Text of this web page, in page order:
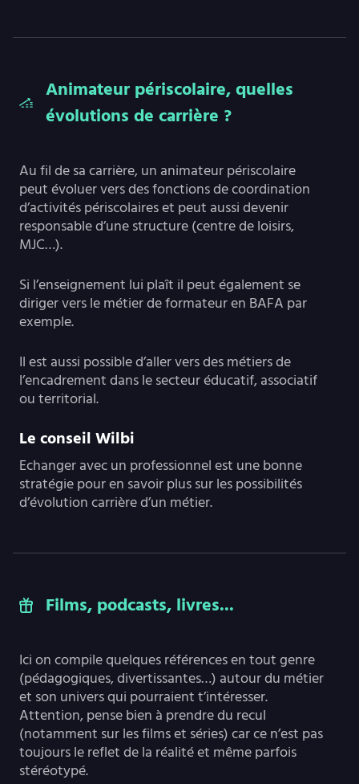
Animateur périscolaire, quelles
évolutions de carrière ?
Au fil de sa carrière, un animateur périscolaire
peut évoluer vers des fonctions de coordination
d’activités périscolaires et peut aussi devenir
responsable d’une structure (centre de loisirs,
MJC…).
Si l’enseignement lui plaît il peut également se
diriger vers le métier de formateur en BAFA par
exemple.
Il est aussi possible d’aller vers des métiers de
l’encadrement dans le secteur éducatif, associatif
ou territorial.
Le conseil Wilbi
Echanger avec un professionnel est une bonne
stratégie pour en savoir plus sur les possibilités
d’évolution carrière d’un métier.
Films, podcasts, livres...
Ici on compile quelques références en tout genre
(pédagogiques, divertissantes…) autour du métier
et son univers qui pourraient t’intéresser.
Attention, pense bien à prendre du recul
(notamment sur les films et séries) car ce n’est pas
toujours le reflet de la réalité et même parfois
stéréotypé.